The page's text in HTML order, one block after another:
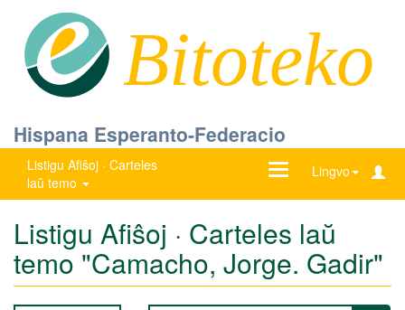
Bitoteko
Hispana Esperanto-Federacio
Listigu Afiŝoj · Carteles
laŭ temo
Lingvo
Ŝanĝu
Listigu Afiŝoj · Carteles laŭ
temo "Camacho, Jorge. Gadir"